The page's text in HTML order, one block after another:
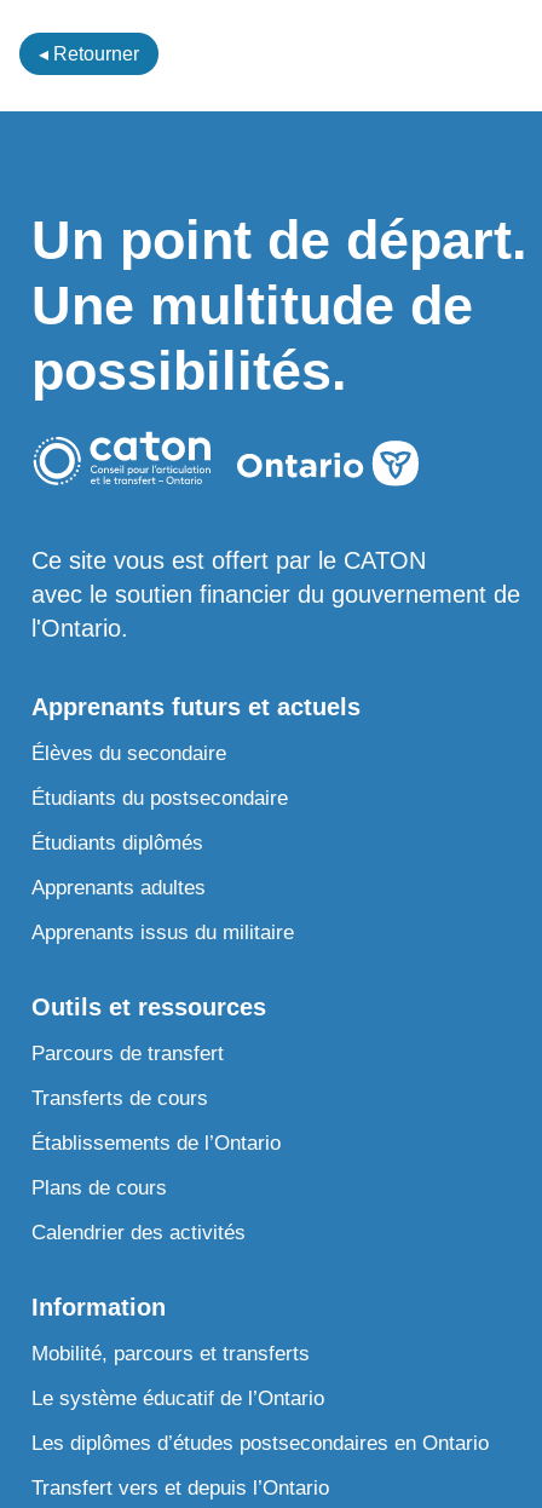
◂ Retourner
Un point de départ.
Une multitude de
possibilités.
Ce site vous est offert par le CATON
avec le soutien financier du gouvernement de
l'Ontario.
Apprenants futurs et actuels
Élèves du secondaire
Étudiants du postsecondaire
Étudiants diplômés
Apprenants adultes
Apprenants issus du militaire
Outils et ressources
Parcours de transfert
Transferts de cours
Établissements de l’Ontario
Plans de cours
Calendrier des activités
Information
Mobilité, parcours et transferts
Le système éducatif de l’Ontario
Les diplômes d’études postsecondaires en Ontario
Transfert vers et depuis l’Ontario